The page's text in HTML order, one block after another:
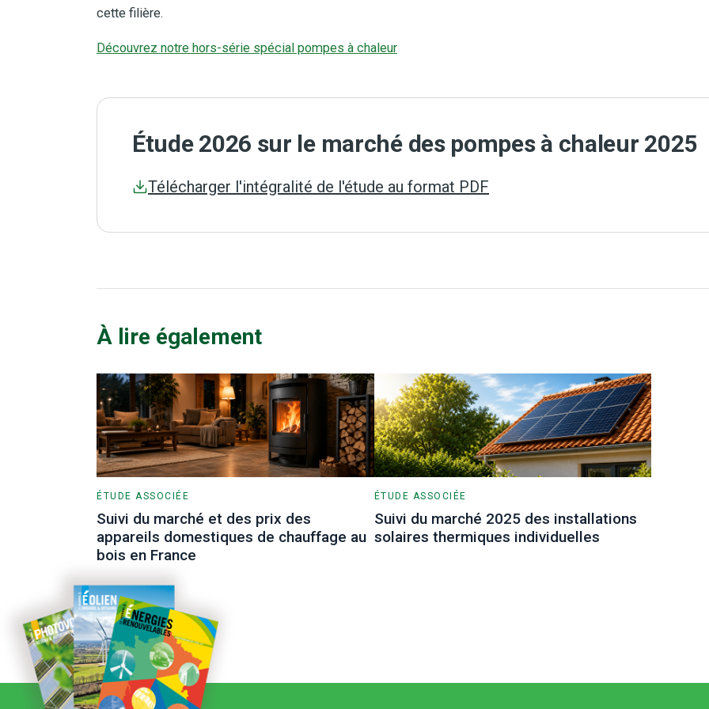
cette filière.
Découvrez notre hors-série spécial pompes à chaleur
Étude 2026 sur le marché des pompes à chaleur 2025
Télécharger l'intégralité de l'étude au format PDF
À lire également
ÉTUDE ASSOCIÉE
Suivi du marché et des prix des
appareils domestiques de chauffage au
bois en France
ÉTUDE ASSOCIÉE
Suivi du marché 2025 des installations
solaires thermiques individuelles